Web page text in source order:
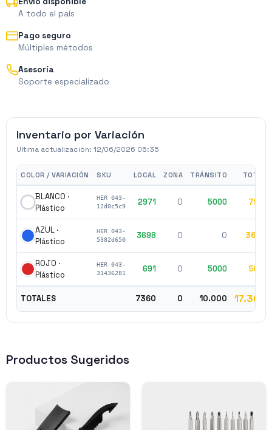
A todo el país
Pago seguro
Múltiples métodos
Asesoría
Soporte especializado
Inventario por Variación
Última actualización: 12/06/2026 05:35
COLOR / VARIACIÓN SKU LOCAL ZONA TRÁNSITO TOTAL
BLANCO ·
Plástico
HER 043-
12d0c5c9
2971 0 5000 7971
AZUL ·
Plástico
HER 043-
5382d650
3698 0 0 3698
ROJO ·
Plástico
HER 043-
31436281
691 0 5000 5691
TOTALES 7360 0 10.000 17.360
Productos Sugeridos